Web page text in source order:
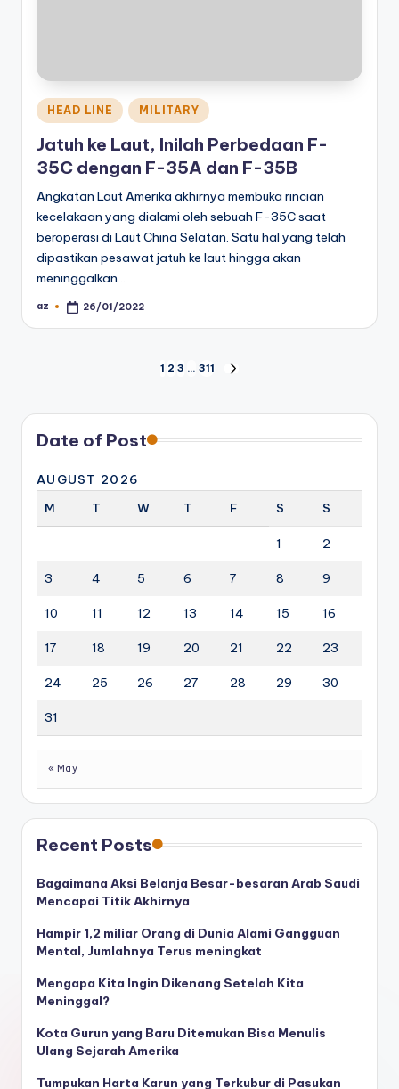
Posted
in
HEAD LINE MILITARY
Jatuh ke Laut, Inilah Perbedaan F-
35C dengan F-35A dan F-35B
Angkatan Laut Amerika akhirnya membuka rincian
kecelakaan yang dialami oleh sebuah F-35C saat
beroperasi di Laut China Selatan. Satu hal yang telah
dipastikan pesawat jatuh ke laut hingga akan
meninggalkan…
Posted
az 26/01/2022
pagination
1 2 3 … 311
Date of Post
AUGUST 2026
M
T W T F S S
1 2
3 4 5 6 7 8 9
10 11 12 13 14 15 16
17 18 19 20 21 22 23
24 25 26 27 28 29 30
31
« May
Recent Posts
Bagaimana Aksi Belanja Besar-besaran Arab Saudi
Mencapai Titik Akhirnya
Hampir 1,2 miliar Orang di Dunia Alami Gangguan
Mental, Jumlahnya Terus meningkat
Mengapa Kita Ingin Dikenang Setelah Kita
Meninggal?
Kota Gurun yang Baru Ditemukan Bisa Menulis
Ulang Sejarah Amerika
Tumpukan Harta Karun yang Terkubur di Pasukan